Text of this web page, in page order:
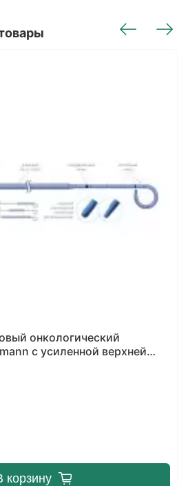
онкологический
с усиленной верхней
корзину